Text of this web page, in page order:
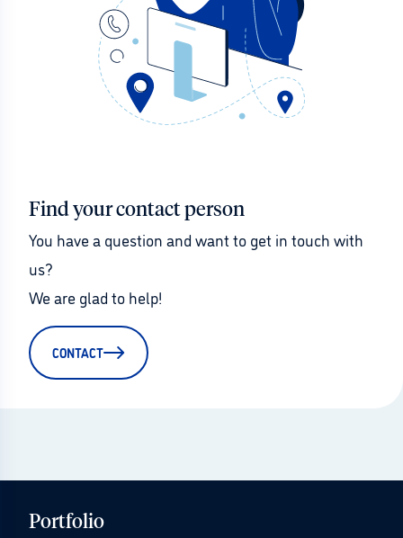
Find your contact person
You have a question and want to get in touch with
us?
We are glad to help!
CONTACT
Portfolio